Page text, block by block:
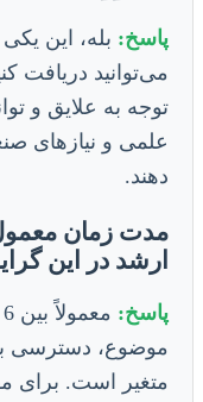
پاسخ: بله، این
می‌توانید دریافت
توجه به علایق و
علمی و نیازهای
دهند.
مدت زمان
ارشد در این
پاسخ:
موضوع، دسترسی
متغیر است. برای